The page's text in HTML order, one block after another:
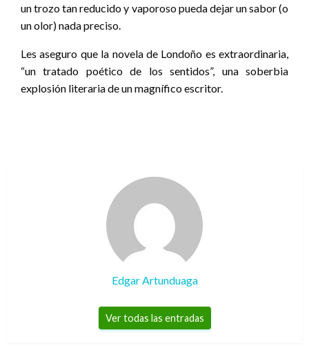
un trozo tan reducido y vaporoso pueda dejar un sabor (o
un olor) nada preciso.
Les aseguro que la novela de Londoño es extraordinaria,
“un tratado poético de los sentidos”, una soberbia
explosión literaria de un magnífico escritor.
Edgar Artunduaga
Ver todas las entradas